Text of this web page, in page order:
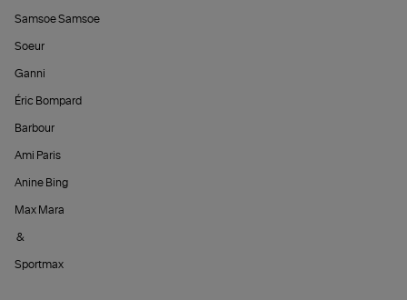
Samsoe Samsoe
Soeur
Ganni
Éric Bompard
Barbour
Ami Paris
Anine Bing
Max Mara
&
Sportmax